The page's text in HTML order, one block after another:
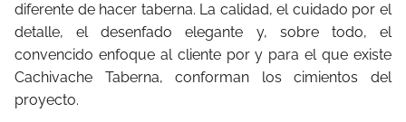
diferente de hacer taberna. La calidad, el cuidado por el
detalle, el desenfado elegante y, sobre todo, el
convencido enfoque al cliente por y para el que existe
Cachivache Taberna, conforman los cimientos del
proyecto.